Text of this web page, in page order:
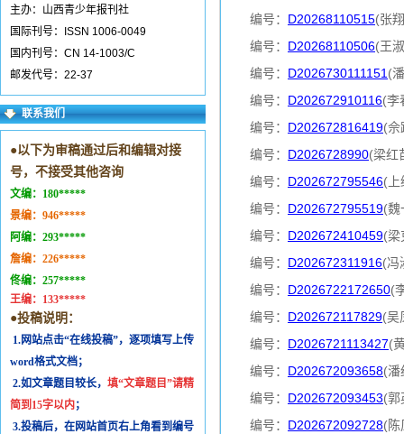
主办：山西青少年报刊社
国际刊号：ISSN 1006-0049
国内刊号：CN 14-1003/C
邮发代号：22-37
联系我们
●以下为审稿通过后和编辑对接
号，不接受其他咨询
文编： 180*****
景编： 946*****
阿编： 293*****
詹编： 226*****
佟编： 257*****
王编： 133*****
●投稿说明：
1.网站点击“在线投稿”，逐项填写上传
word格式文档；
2.如文章题目较长， 填“文章题目”请精
简到15字以内 ；
3.投稿后，在网站首页右上角看到编号
编号： D20268110515(张
编号： D20268110506(王
编号： D2026730111151 (
编号： D202672910116(李
编号： D202672816419(
编号： D2026728990(梁红
编号： D202672795546(
编号： D202672795519(
编号： D202672410459(
编号： D202672311916(冯
编号： D2026722172650(
编号： D202672117829(吴
编号： D2026721113427(
编号： D202672093658(
编号： D202672093453(
编号： D202672092728(